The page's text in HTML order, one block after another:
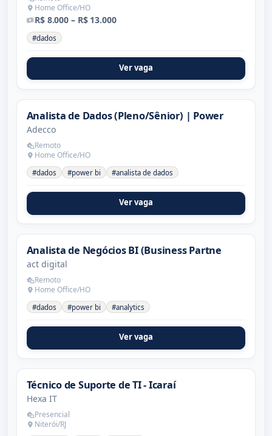
Home Office/HO
R$ 8.000 – R$ 13.000
#dados
Ver vaga
Analista de Dados (Pleno/Sênior) | Power
Adecco
Remoto
Home Office/HO
#dados #power bi #analista de dados
Ver vaga
Analista de Negócios BI (Business Partne
act digital
Remoto
Home Office/HO
#dados #power bi #analytics
Ver vaga
Técnico de Suporte de TI - Icaraí
Hexa IT
Presencial
Niterói/RJ